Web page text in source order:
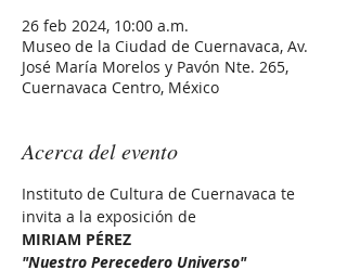
26 feb 2024, 10:00 a.m.
Museo de la Ciudad de Cuernavaca, Av.
José María Morelos y Pavón Nte. 265,
Cuernavaca Centro, México
Acerca del evento
Instituto de Cultura de Cuernavaca te
invita a la exposición de
MIRIAM PÉREZ
"Nuestro Perecedero Universo"